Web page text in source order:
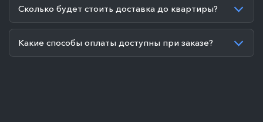
Сколько будет стоить доставка до квартиры?
Какие способы оплаты доступны при заказе?